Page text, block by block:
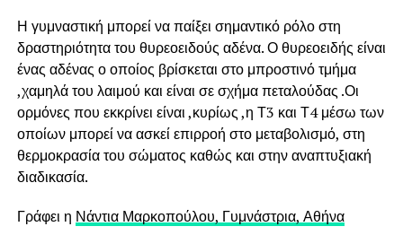
Η γυμναστική μπορεί να παίξει σημαντικό ρόλο στη
δραστηριότητα του θυρεοειδούς αδένα. Ο θυρεοειδής είναι
ένας αδένας ο οποίος βρίσκεται στο μπροστινό τμήμα
,χαμηλά του λαιμού και είναι σε σχήμα πεταλούδας .Οι
ορμόνες που εκκρίνει είναι ,κυρίως ,η Τ3 και Τ4 μέσω των
οποίων μπορεί να ασκεί επιρροή στο μεταβολισμό, στη
θερμοκρασία του σώματος καθώς και στην αναπτυξιακή
διαδικασία.
Γράφει η Νάντια Μαρκοπούλου, Γυμνάστρια, Αθήνα